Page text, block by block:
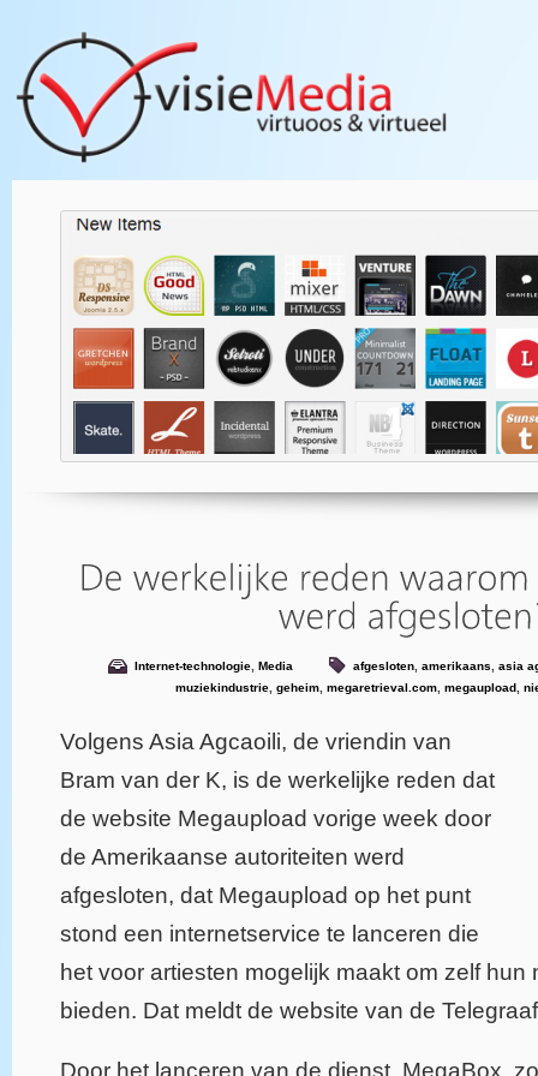
Internet-technologie, Media afgesloten, amerikaans
asia
muziekindustrie, geheim, megaretrieval.com, megaupload,
Volgens Asia Agcaoili, de vriendin van
Bram van der K, is de werkelijke reden dat
de website Megaupload vorige week door
de Amerikaanse autoriteiten werd
afgesloten, dat Megaupload op het punt
stond een internetservice te lanceren die
het voor artiesten mogelijk maakt om zelf hun
bieden. Dat meldt de website van de
Door het lanceren van de dienst, MegaBox,